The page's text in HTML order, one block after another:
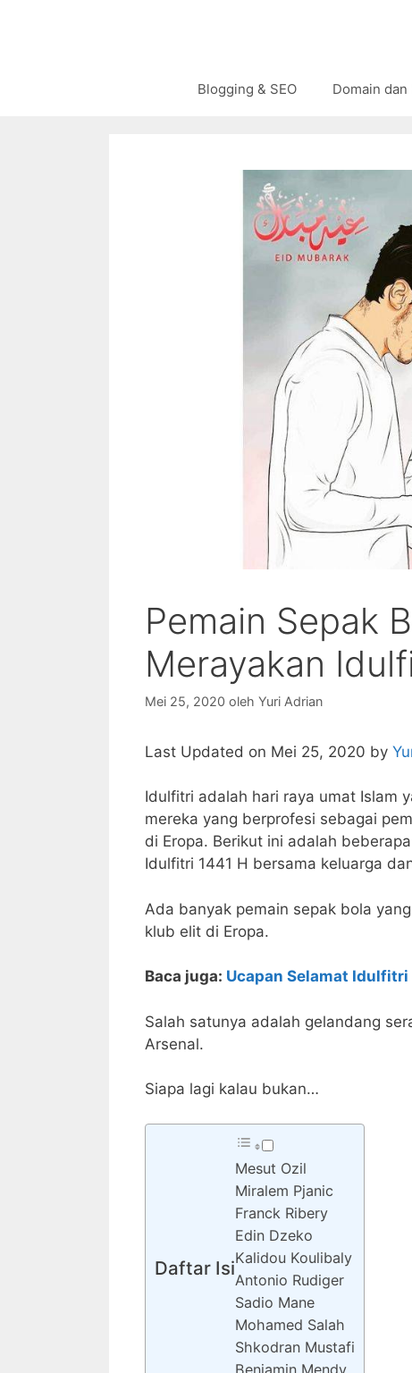
Blogging & SEO Domain
Pemain Sepak
Merayakan
Mei 25, 2020 oleh Yuri Adrian
Last Updated on Mei 25, 2020 by
Idulfitri adalah hari raya umat Islam
mereka yang berprofesi sebagai
di Eropa. Berikut ini adalah
Idulfitri 1441 H bersama keluarga
Ada banyak pemain sepak bola
klub elit di Eropa.
Baca juga: Ucapan Selamat Idulfitri
Salah satunya adalah gelandang
Arsenal.
Siapa lagi kalau bukan…
Daftar Isi
Mesut Ozil
Miralem Pjanic
Franck Ribery
Edin Dzeko
Kalidou Koulibaly
Antonio Rudiger
Sadio Mane
Mohamed Salah
Shkodran Mustafi
Benjamin Mendy